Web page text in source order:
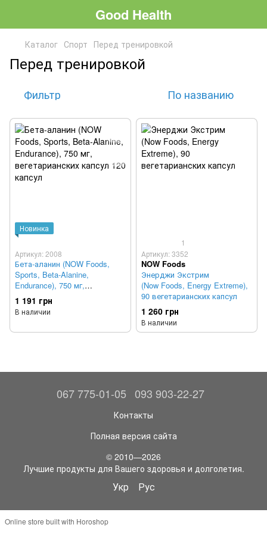
Good Health
Каталог Спорт Перед тренировкой
Перед тренировкой
Фильтр По названию
Новинка
Артикул: 2008
Бета-аланин (NOW Foods,
Sports, Beta-Alanine,
Endurance), 750 мг,
вегетарианских капсул 120
капсул
1 191 грн
В наличии
1
Артикул: 3352
NOW Foods
Энерджи Экстрим
(Now Foods, Energy Extreme),
90 вегетарианских капсул
1 260 грн
В наличии
067 775-01-05 093 903-22-27
Контакты
Полная версия сайта
© 2010—2026
Лучшие продукты для Вашего здоровья и долголетия.
Укр Рус
Online store built with Horoshop